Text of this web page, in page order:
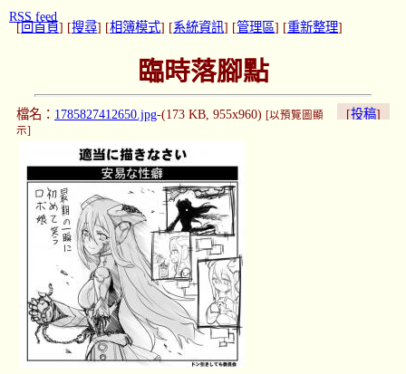
[回首頁] [搜尋] [相簿模式] [系統資訊] [管理區] [重新整理]
臨時落腳點
[投稿]
檔名： 1785827412650.jpg-(173 KB, 955x960)
[以預覽圖顯
示]
RSS feed